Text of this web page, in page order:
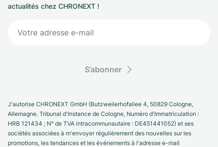
actualités chez CHRONEXT !
S’abonner
J'autorise CHRONEXT GmbH (Butzweilerhofallee 4, 50829 Cologne,
Allemagne. Tribunal d'Instance de Cologne, Numéro d'Immatriculation :
HRB 121434 ; N° de TVA intracommunautaire : DE451441052) et ses
sociétés associées à m'envoyer régulièrement des nouvelles sur les
promotions, les tendances et les événements à l'adresse e-mail